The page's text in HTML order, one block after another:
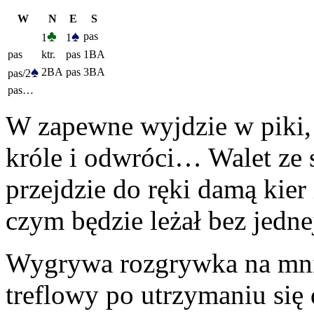
W N E
S
1♣ 1♠ pas
pas
ktr. pas 1BA
pas/2♠ 2BA pas 3BA
pas…
W zapewne wyjdzie w
króle i odwróci… Walet ze
przejdzie do ręki damą
czym będzie leżał bez
Wygrywa rozgrywka na
treflowy po utrzymaniu się